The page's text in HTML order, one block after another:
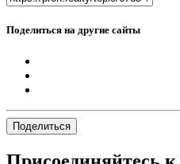
Поделиться на другие сайты
Поделиться